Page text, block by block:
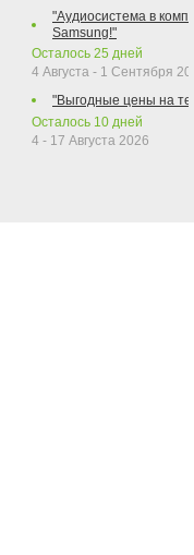
"Аудиосистема в
Samsung!"
Осталось 25 дней
4 Августа - 1 Сентября
"Выгодные цены на
Осталось 10 дней
4 - 17 Августа 2026